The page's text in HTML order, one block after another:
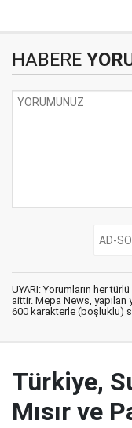
HABERE
UYARI: Yorumların her
aittir. Mepa News,
600 karakterle (boşluklu)
Türkiye,
Mısır ve